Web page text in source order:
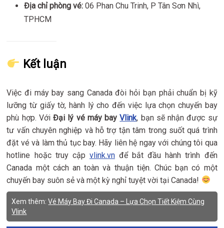
Địa chỉ phòng vé: 06 Phan Chu Trinh, P Tân Sơn Nhì,
TPHCM
Kết luận
Việc đi máy bay sang Canada đòi hỏi bạn phải chuẩn bị kỹ
lưỡng từ giấy tờ, hành lý cho đến việc lựa chọn chuyến bay
phù hợp. VớiĐại lý vé máy bayVlink, bạn sẽ nhận được sự
tư vấn chuyên nghiệp và hỗ trợ tận tâm trong suốt quá trình
đặt vé và làm thủ tục bay. Hãy liên hệ ngay với chúng tôi qua
hotline hoặc truy cập vlink.vnđể bắt đầu hành trình đến
Canada một cách an toàn và thuận tiện. Chúc bạn có một
chuyến bay suôn sẻ và một kỳ nghỉ tuyệt vời tại Canada!
Xem thêm:Vé Máy Bay Đi Canada – Lựa Chọn Tiết Kiệm Cùng
Vlink